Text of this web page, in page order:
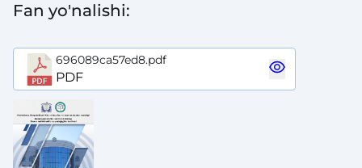
Fan yo'nalishi:
696089ca57ed8.pdf
PDF